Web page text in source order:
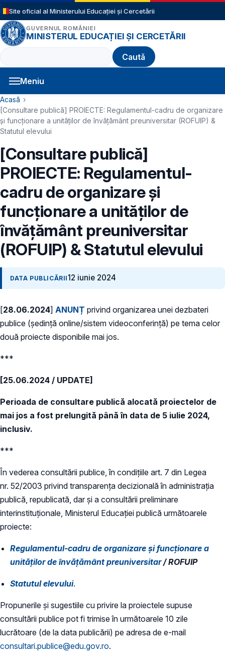
Sari la conținutul principal
Site oficial al Ministerului Educației și Cercetării
GUVERNUL ROMÂNIEI
MINISTERUL EDUCAȚIEI ȘI CERCETĂRII
Caută
Meniu
Navigație principală
Cale de navigare
Acasă
[Consultare publică] PROIECTE: Regulamentul-cadru de organizare
şi funcţionare a unităţilor de învăţământ preuniversitar (ROFUIP) &
Statutul elevului
[Consultare publică]
PROIECTE: Regulamentul-
cadru de organizare şi
funcţionare a unităţilor de
învăţământ preuniversitar
(ROFUIP) & Statutul elevului
DATA PUBLICĂRII12 iunie 2024
[28.06.2024] ANUNȚ privind organizarea unei dezbateri
publice (ședință online/sistem videoconferință) pe tema celor
două proiecte disponibile mai jos.
***
[25.06.2024 / UPDATE]
Perioada de consultare publică alocată proiectelor de
mai jos a fost prelungită până în data de 5 iulie 2024,
inclusiv.
***
În vederea consultării publice, în condiţiile art. 7 din Legea
nr. 52/2003 privind transparenţa decizională în administraţia
publică, republicată, dar și a consultării preliminare
interinstituționale, Ministerul Educaţiei publică următoarele
proiecte:
​Regulamentul-cadru de organizare şi funcţionare a
unităţilor de învăţământ preuniversitar/ ROFUIP
Statutul elevului.
Propunerile și sugestiile cu privire la proiectele supuse
consultării publice pot fi trimise în următoarele 10 zile
lucrătoare (de la data publicării) pe adresa de e-mail
consultari.publice@edu.gov.ro.